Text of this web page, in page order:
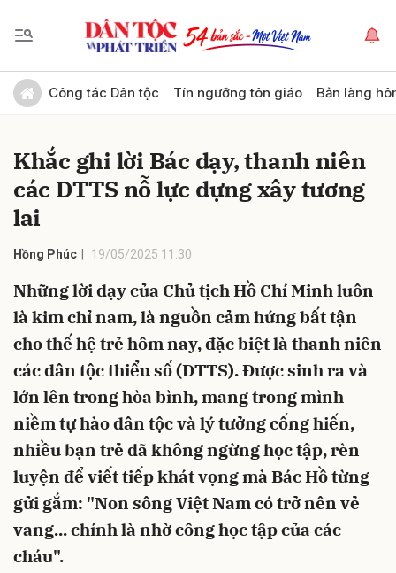
Công tác Dân tộc Tín ngưỡng tôn giáo Bản làng
Khắc ghi lời Bác dạy, thanh niên
các DTTS nỗ lực dựng xây tương
lai
Hồng Phúc 19/05/2025 11:30
Những lời dạy của Chủ tịch Hồ Chí Minh luôn
là kim chỉ nam, là nguồn cảm hứng bất tận
cho thế hệ trẻ hôm nay, đặc biệt là thanh niên
các dân tộc thiểu số (DTTS). Được sinh ra và
lớn lên trong hòa bình, mang trong mình
niềm tự hào dân tộc và lý tưởng cống hiến,
nhiều bạn trẻ đã không ngừng học tập, rèn
luyện để viết tiếp khát vọng mà Bác Hồ từng
gửi gắm: "Non sông Việt Nam có trở nên vẻ
vang... chính là nhờ công học tập của các
cháu".
Gửi bình luận